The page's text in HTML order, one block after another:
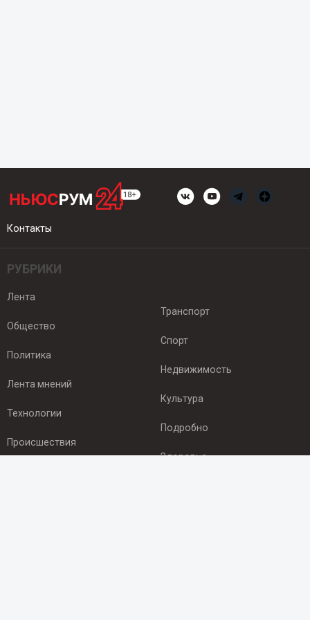
Контакты
РУБРИКИ
Лента
Общество
Политика
Лента мнений
Технологии
Происшествия
Транспорт
Спорт
Недвижимость
Культура
Подробно
Здоровье